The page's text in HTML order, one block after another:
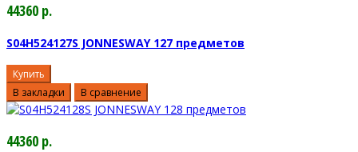
44360 р.
S04H524127S JONNESWAY 127 предметов
Купить
В закладки
В сравнение
44360 р.